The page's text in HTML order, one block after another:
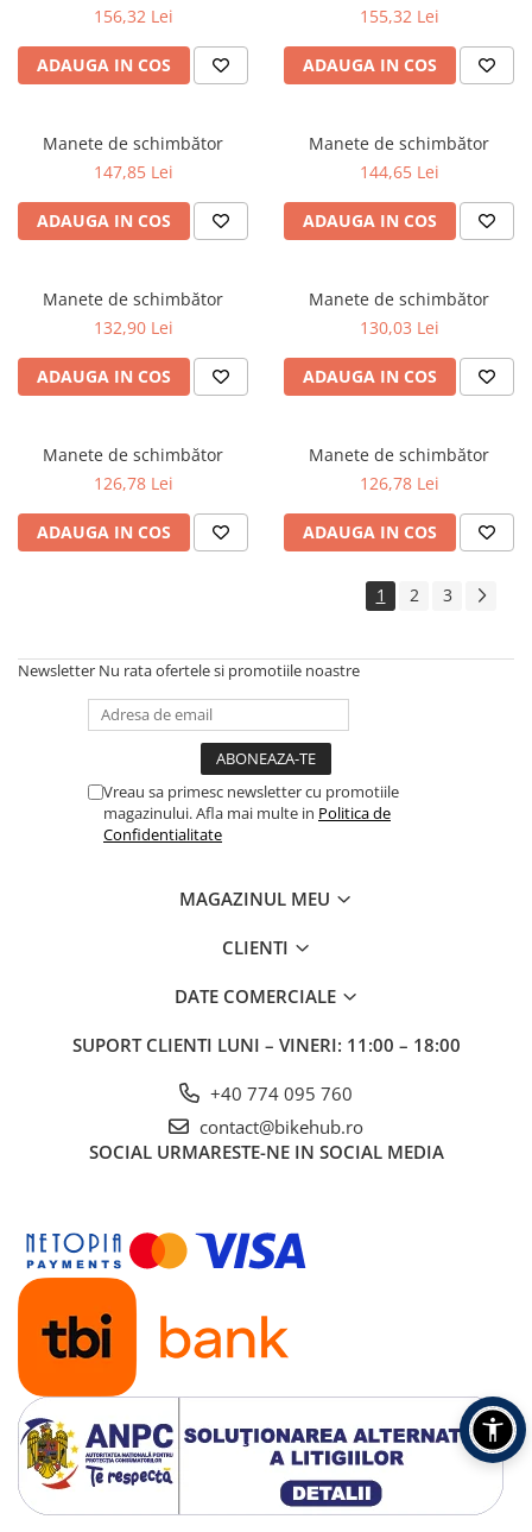
156,32 Lei
ADAUGA IN COS
155,32 Lei
ADAUGA IN COS
Manete de schimbător
147,85 Lei
ADAUGA IN COS
Manete de schimbător
144,65 Lei
ADAUGA IN COS
Manete de schimbător
132,90 Lei
ADAUGA IN COS
Manete de schimbător
130,03 Lei
ADAUGA IN COS
Manete de schimbător
126,78 Lei
ADAUGA IN COS
Manete de schimbător
126,78 Lei
ADAUGA IN COS
1 2 3
Newsletter Nu rata ofertele si promotiile noastre
Vreau sa primesc newsletter cu promotiile
magazinului. Afla mai multe in Politica de
Confidentialitate
MAGAZINUL MEU
CLIENTI
DATE COMERCIALE
SUPORT CLIENTI LUNI – VINERI: 11:00 – 18:00
+40 774 095 760
contact@bikehub.ro
SOCIAL URMARESTE-NE IN SOCIAL MEDIA